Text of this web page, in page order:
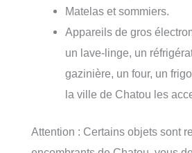
Matelas et sommiers.
Appareils de gros
un lave-linge, un
gazinière, un four, un
la ville de Chatou les
Attention : Certains objets sont